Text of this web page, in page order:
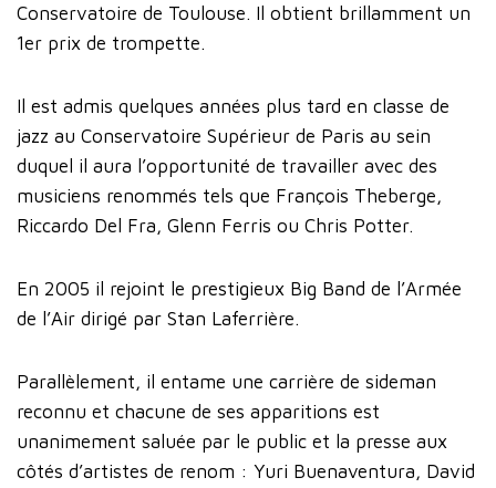
Conservatoire de Toulouse. Il obtient brillamment un
1er prix de trompette.
Il est admis quelques années plus tard en classe de
jazz au Conservatoire Supérieur de Paris au sein
duquel il aura l’opportunité de travailler avec des
musiciens renommés tels que François Theberge,
Riccardo Del Fra, Glenn Ferris ou Chris Potter.
En 2005 il rejoint le prestigieux Big Band de l’Armée
de l’Air dirigé par Stan Laferrière.
Parallèlement, il entame une carrière de sideman
reconnu et chacune de ses apparitions est
unanimement saluée par le public et la presse aux
côtés d’artistes de renom : Yuri Buenaventura, David